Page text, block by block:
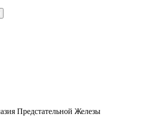
Предстательной Железы